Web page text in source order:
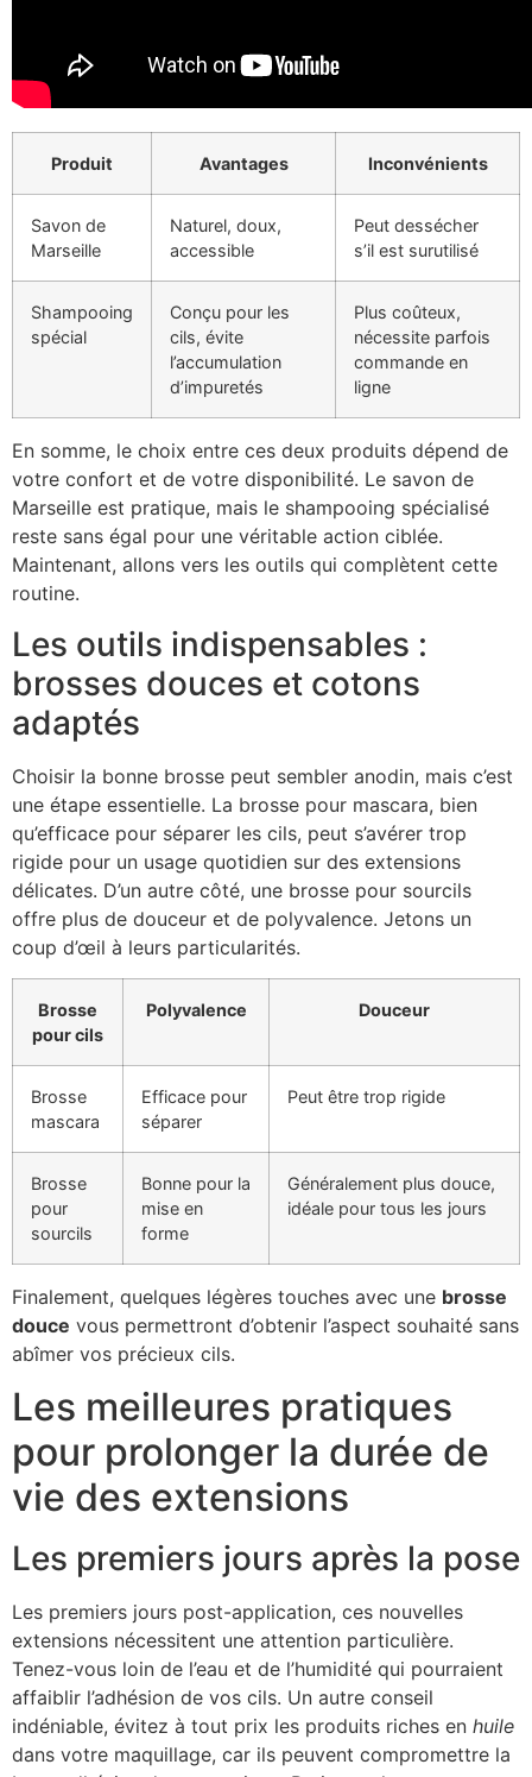
Produit Avantages Inconvénients
Savon de
Marseille
Naturel, doux,
accessible
Peut dessécher
s’il est surutilisé
Shampooing
spécial
Conçu pour les
cils, évite
l’accumulation
d’impuretés
Plus coûteux,
nécessite parfois
commande en
ligne
En somme, le choix entre ces deux produits dépend de
votre confort et de votre disponibilité. Le savon de
Marseille est pratique, mais le shampooing spécialisé
reste sans égal pour une véritable action ciblée.
Maintenant, allons vers les outils qui complètent cette
routine.
Les outils indispensables :
brosses douces et cotons
adaptés
Choisir la bonne brosse peut sembler anodin, mais c’est
une étape essentielle. La brosse pour mascara, bien
qu’efficace pour séparer les cils, peut s’avérer trop
rigide pour un usage quotidien sur des extensions
délicates. D’un autre côté, une brosse pour sourcils
offre plus de douceur et de polyvalence. Jetons un
coup d’œil à leurs particularités.
Brosse
pour cils
Polyvalence Douceur
Brosse
mascara
Efficace pour
séparer
Peut être trop rigide
Brosse
pour
sourcils
Bonne pour la
mise en
forme
Généralement plus douce,
idéale pour tous les jours
Finalement, quelques légères touches avec une brosse
douce vous permettront d’obtenir l’aspect souhaité sans
abîmer vos précieux cils.
Les meilleures pratiques
pour prolonger la durée de
vie des extensions
Les premiers jours après la pose
Les premiers jours post-application, ces nouvelles
extensions nécessitent une attention particulière.
Tenez-vous loin de l’eau et de l’humidité qui pourraient
affaiblir l’adhésion de vos cils. Un autre conseil
indéniable, évitez à tout prix les produits riches en huile
dans votre maquillage, car ils peuvent compromettre la